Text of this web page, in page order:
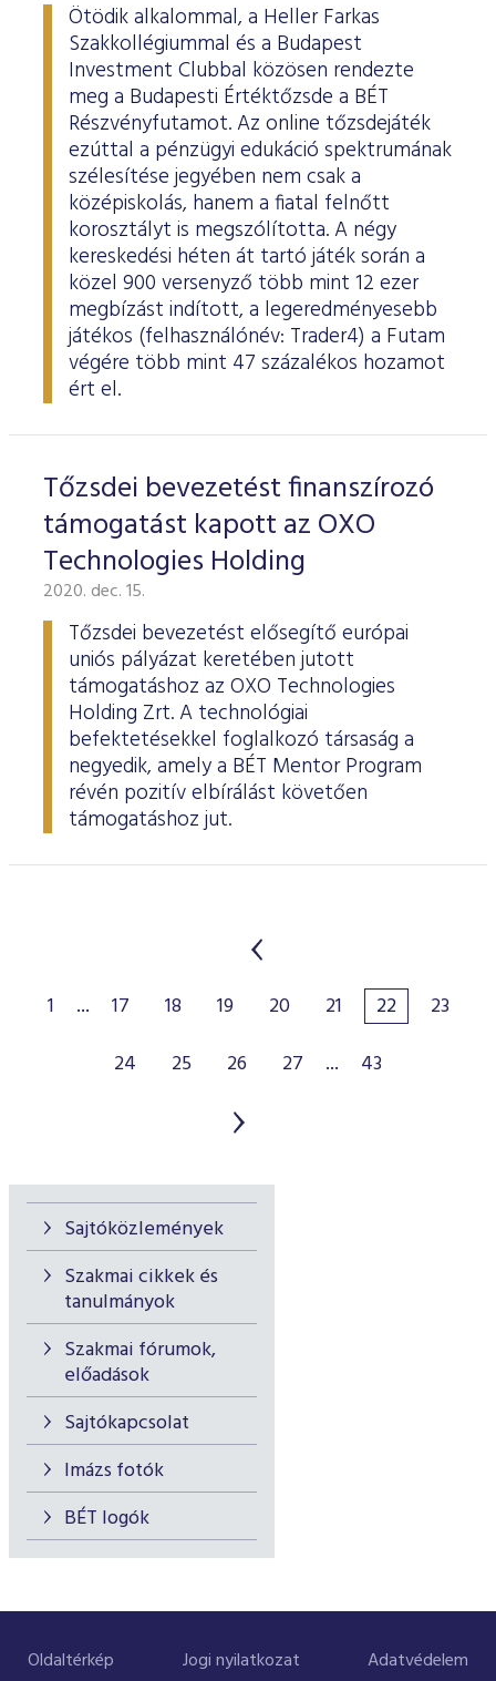
Sajtóközlemények
Szakmai cikkek és
tanulmányok
Szakmai fórumok,
előadások
Sajtókapcsolat
Imázs fotók
BÉT logók
Ötödik alkalommal, a Heller Farkas
Szakkollégiummal és a Budapest
Investment Clubbal közösen rendezte
meg a Budapesti Értéktőzsde a BÉT
Részvényfutamot. Az online tőzsdejáték
ezúttal a pénzügyi edukáció spektrumának
szélesítése jegyében nem csak a
középiskolás, hanem a fiatal felnőtt
korosztályt is megszólította. A négy
kereskedési héten át tartó játék során a
közel 900 versenyző több mint 12 ezer
megbízást indított, a legeredményesebb
játékos (felhasználónév: Trader4) a Futam
végére több mint 47 százalékos hozamot
ért el.
Tőzsdei bevezetést finanszírozó
támogatást kapott az OXO
Technologies Holding
2020. dec. 15.
Tőzsdei bevezetést elősegítő európai
uniós pályázat keretében jutott
támogatáshoz az OXO Technologies
Holding Zrt. A technológiai
befektetésekkel foglalkozó társaság a
negyedik, amely a BÉT Mentor Program
révén pozitív elbírálást követően
támogatáshoz jut.
1 ... 17 18 19 20 21 22
23
24
25 26 27 ... 43
Oldaltérkép Jogi nyilatkozat Adatvédelem